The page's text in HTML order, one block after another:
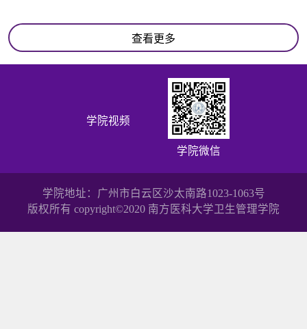
查看更多
学院视频
学院微信
学院地址：广州市白云区沙太南路1023-1063号
版权所有 copyright©2020 南方医科大学卫生管理学院